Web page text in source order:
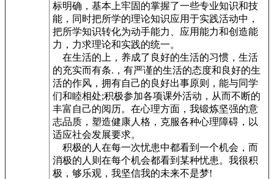
标明确，基本上牢固的掌握了一些专业知识和技
能，同时把所学的理论知识应用于实践活动中，
把所学知识转化为动手能力、应用能力和创造能
力，力求理论和实践的统一。
在生活的上，养成了良好的生活的习惯，生活
的充实而有条.，有严谨的生活的态度和良好的生
活的作风，拥有自己的良好出事原则，能与同学
们和睦相处;积极参加各项课外活动，从而不断的
丰富自己的阅历。在心理方面，我锻炼坚强的意
志品质，塑造健康人格，克服各种心理障碍，以
适应社会发展要求。
积极的人在每一次忧患中都看到一个机会，而
消极的人则在每个机会都看到某种忧患。我很积
极，够乐观，我坚信我的未来不是梦!